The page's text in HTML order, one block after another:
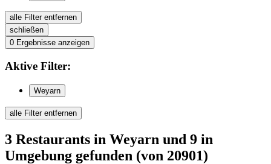
alle Filter entfernen
schließen
0 Ergebnisse anzeigen
Aktive Filter:
Weyarn
alle Filter entfernen
3 Restaurants in Weyarn und 9 in
Umgebung gefunden (von 20901)